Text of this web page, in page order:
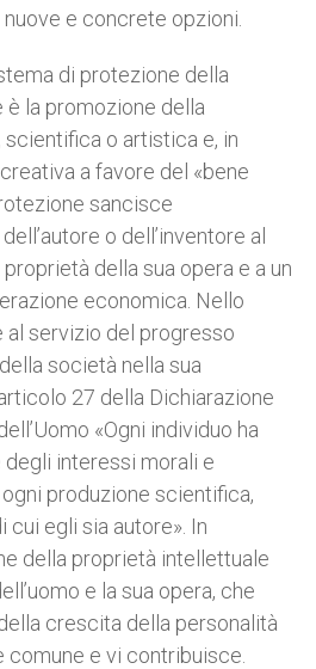
e concrete opzioni.
di protezione della
la promozione della
o artistica e, in
a favore del «bene
sancisce
o dell’inventore al
della sua opera e a un
economica. Nello
servizio del progresso
società nella sua
27 della Dichiarazione
«Ogni individuo ha
interessi morali e
produzione scientifica,
cui egli sia autore». In
della proprietà intellettuale
e la sua opera, che
crescita della personalità
comune e vi contribuisce.